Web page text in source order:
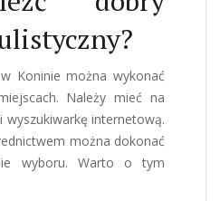
Koninie można wykonać
Należy mieć na
wyszukiwarkę internetową.
można dokonać
wyboru. Warto o tym